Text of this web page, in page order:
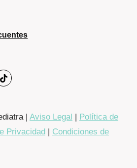
| Aviso Legal
Política de
Privacidad
Condiciones de